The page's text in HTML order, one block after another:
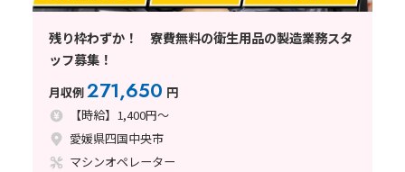
残り枠わずか！ 寮費無料の衛生用品の製造業務スタ
ッフ募集！
月収例271,650 円
【時給】1,400円～
愛媛県四国中央市
マシンオペレーター